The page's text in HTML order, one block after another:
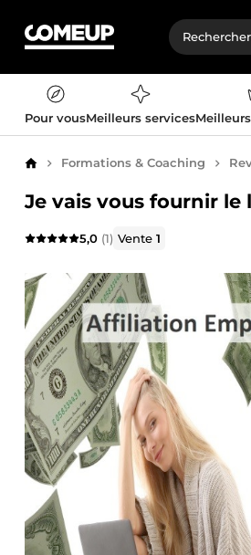
Pour vousMeilleurs services
AccueilFormations & Coaching
Je vais vous fournir
5,0 (1) Vente1